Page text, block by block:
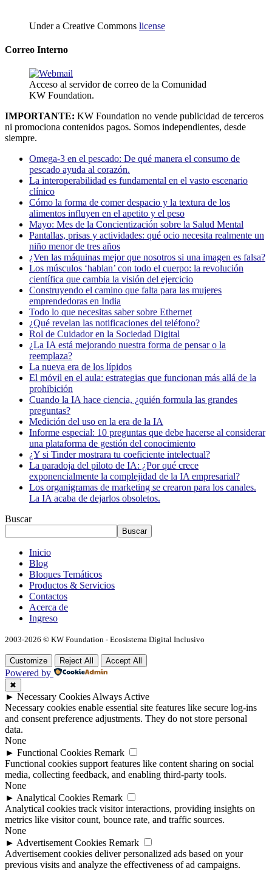
Under a Creative Commons license
Correo Interno
Acceso al servidor de correo de la Comunidad
KW Foundation.
IMPORTANTE: KW Foundation no vende publicidad de terceros
ni promociona contenidos pagos. Somos independientes, desde
siempre.
Omega-3 en el pescado: De qué manera el consumo de
pescado ayuda al corazón.
La interoperabilidad es fundamental en el vasto escenario
clínico
Cómo la forma de comer despacio y la textura de los
alimentos influyen en el apetito y el peso
Mayo: Mes de la Concientización sobre la Salud Mental
Pantallas, prisas y actividades: qué ocio necesita realmente un
niño menor de tres años
¿Ven las máquinas mejor que nosotros si una imagen es falsa?
Los músculos ‘hablan’ con todo el cuerpo: la revolución
científica que cambia la visión del ejercicio
Construyendo el camino que falta para las mujeres
emprendedoras en India
Todo lo que necesitas saber sobre Ethernet
¿Qué revelan las notificaciones del teléfono?
Rol de Cuidador en la Sociedad Digital
¿La IA está mejorando nuestra forma de pensar o la
reemplaza?
La nueva era de los lípidos
El móvil en el aula: estrategias que funcionan más allá de la
prohibición
Cuando la IA hace ciencia, ¿quién formula las grandes
preguntas?
Medición del uso en la era de la IA
Informe especial: 10 preguntas que debe hacerse al considerar
una plataforma de gestión del conocimiento
¿Y si Tinder mostrara tu coeficiente intelectual?
La paradoja del piloto de IA: ¿Por qué crece
exponencialmente la complejidad de la IA empresarial?
Los organigramas de marketing se crearon para los canales.
La IA acaba de dejarlos obsoletos.
Buscar
Buscar
Inicio
Blog
Bloques Temáticos
Productos & Servicios
Contactos
Acerca de
Ingreso
2003-2026 © KW Foundation - Ecosistema Digital Inclusivo
Customize Reject All Accept All
Powered by
✖
► Necessary Cookies Always Active
Necessary cookies enable essential site features like secure log-ins
and consent preference adjustments. They do not store personal
data.
None
► Functional Cookies Remark
Functional cookies support features like content sharing on social
media, collecting feedback, and enabling third-party tools.
None
► Analytical Cookies Remark
Analytical cookies track visitor interactions, providing insights on
metrics like visitor count, bounce rate, and traffic sources.
None
► Advertisement Cookies Remark
Advertisement cookies deliver personalized ads based on your
previous visits and analyze the effectiveness of ad campaigns.